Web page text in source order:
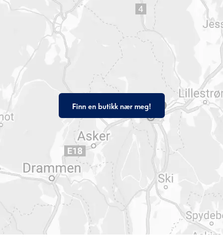
Finn en butikk nær meg!